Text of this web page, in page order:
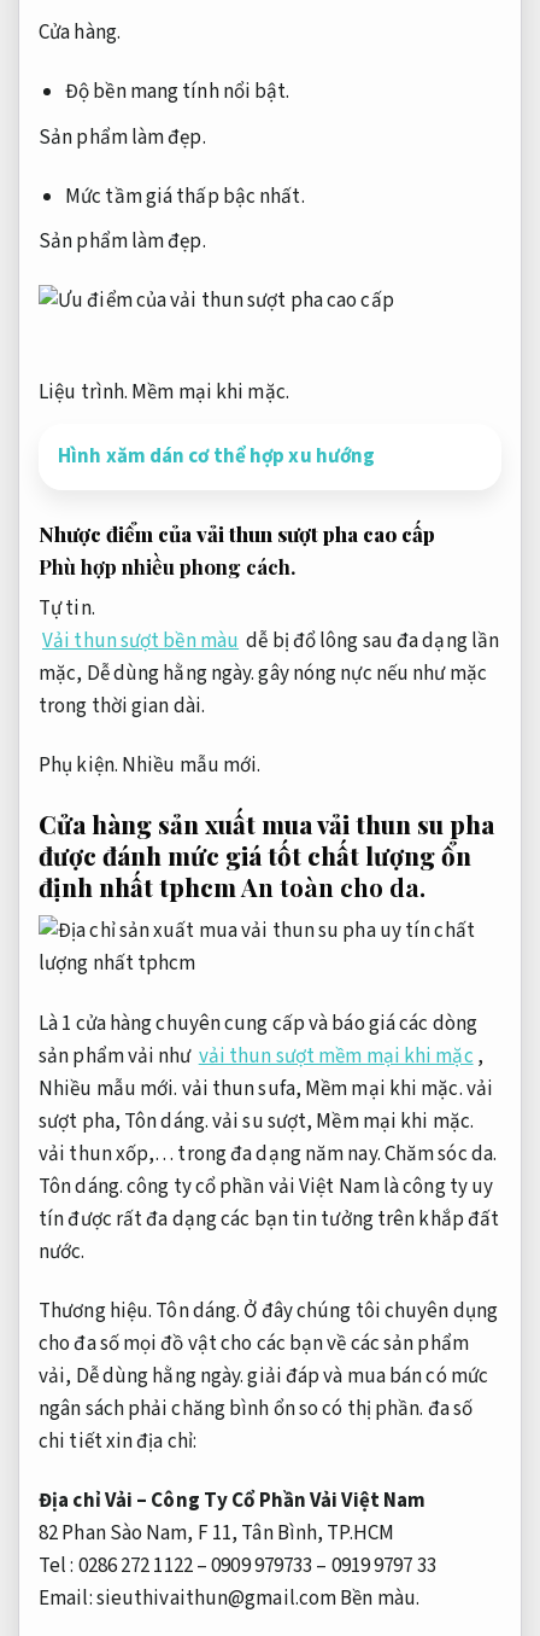
Cửa hàng.
Độ bền mang tính nổi bật.
Sản phẩm làm đẹp.
Mức tầm giá thấp bậc nhất.
Sản phẩm làm đẹp.
Liệu trình. Mềm mại khi mặc.
Hình xăm dán cơ thể hợp xu hướng
Nhược điểm của vải thun sượt pha cao cấp
Phù hợp nhiều phong cách.
Tự tin.
Vải thun sượt bền màu dễ bị đổ lông sau đa dạng lần
mặc, Dễ dùng hằng ngày.gây nóng nực nếu như mặc
trong thời gian dài.
Phụ kiện. Nhiều mẫu mới.
Cửa hàng sản xuất mua vải thun su pha
được đánh mức giá tốt chất lượng ổn
định nhất tphcmAn toàn cho da.
Là 1 cửa hàng chuyên cung cấp và báo giá các dòng
sản phẩm vải như vải thun sượt mềm mại khi mặc ,
Nhiều mẫu mới. vải thun sufa, Mềm mại khi mặc.vải
sượt pha, Tôn dáng.vải su sượt, Mềm mại khi mặc.
vải thun xốp,… trong đa dạng năm nay.Chăm sóc da.
Tôn dáng.công ty cổ phần vải Việt Nam là công ty uy
tín được rất đa dạng các bạn tin tưởng trên khắp đất
nước.
Thương hiệu. Tôn dáng. Ở đây chúng tôi chuyên dụng
cho đa số mọi đồ vật cho các bạn về các sản phẩm
vải, Dễ dùng hằng ngày.giải đáp và mua bán có mức
ngân sách phải chăng bình ổn so có thị phần. đa số
chi tiết xin địa chỉ:
Địa chỉ Vải – Công Ty Cổ Phần Vải Việt Nam
82 Phan Sào Nam, F 11, Tân Bình, TP.HCM
Tel : 0286 272 1122 – 0909 979733 – 0919 9797 33
Email:sieuthivaithun@gmail.comBền màu.